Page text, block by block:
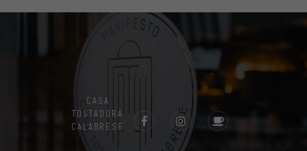
CASA
TOSTADORA
CALABRESE